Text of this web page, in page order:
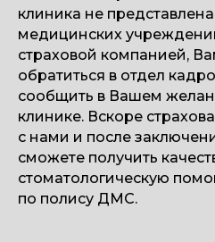
клиника не
медицинских
страховой компанией,
обратиться в отдел
сообщить в Вашем
клинике. Вскоре
с нами и после
сможете получить
стоматологическую
по полису ДМС.